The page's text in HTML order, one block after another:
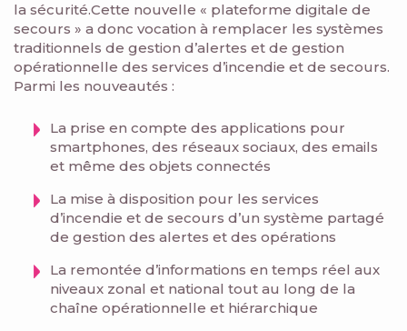
la sécurité.Cette nouvelle « plateforme digitale de
secours » a donc vocation à remplacer les systèmes
traditionnels de gestion d’alertes et de gestion
opérationnelle des services d’incendie et de secours.
Parmi les nouveautés :
La prise en compte des applications pour
smartphones, des réseaux sociaux, des emails
et même des objets connectés
La mise à disposition pour les services
d’incendie et de secours d’un système partagé
de gestion des alertes et des opérations
La remontée d’informations en temps réel aux
niveaux zonal et national tout au long de la
chaîne opérationnelle et hiérarchique